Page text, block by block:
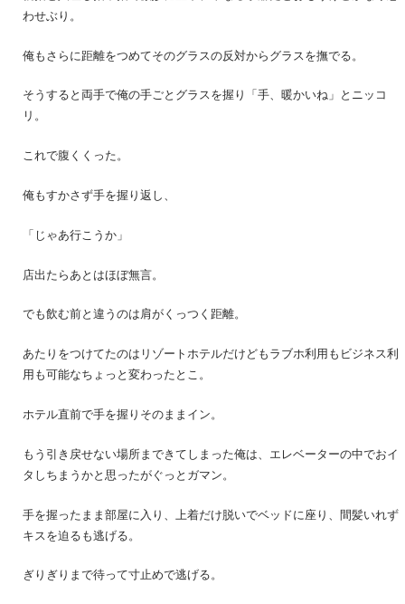
わせぶり。
俺もさらに距離をつめてそのグラスの反対からグラスを撫でる。
そうすると両手で俺の手ごとグラスを握り「手、暖かいね」とニッコ
リ。
これで腹くくった。
俺もすかさず手を握り返し、
「じゃあ行こうか」
店出たらあとはほぼ無言。
でも飲む前と違うのは肩がくっつく距離。
あたりをつけてたのはリゾートホテルだけどもラブホ利用もビジネス利
用も可能なちょっと変わったとこ。
ホテル直前で手を握りそのままイン。
もう引き戻せない場所まできてしまった俺は、エレベーターの中でおイ
タしちまうかと思ったがぐっとガマン。
手を握ったまま部屋に入り、上着だけ脱いでベッドに座り、間髪いれず
キスを迫るも逃げる。
ぎりぎりまで待って寸止めで逃げる。